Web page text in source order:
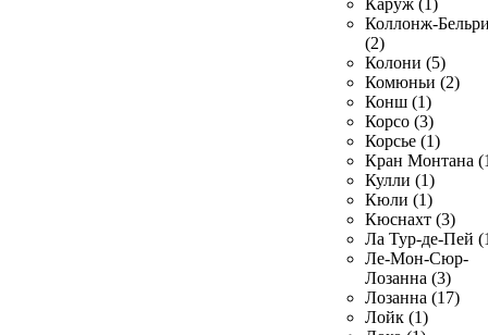
Каруж (1)
Коллонж-
(2)
Колони (5)
Комюньи (2)
Конш (1)
Корсо (3)
Корсье (1)
Кран Монтана
Кулли (1)
Кюли (1)
Кюснахт (3)
Ла Тур-де-Пей
Ле-Мон-Сюр-
Лозанна (3)
Лозанна (17)
Лойк (1)